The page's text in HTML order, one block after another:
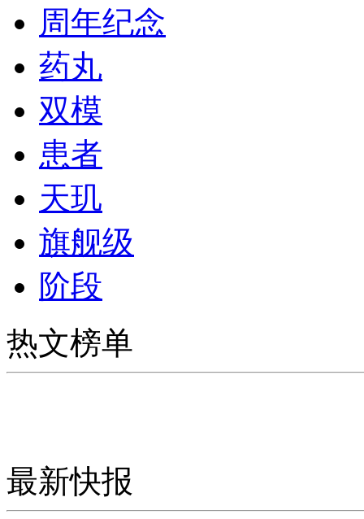
周年纪念
药丸
双模
患者
天玑
旗舰级
阶段
热文榜单
最新快报